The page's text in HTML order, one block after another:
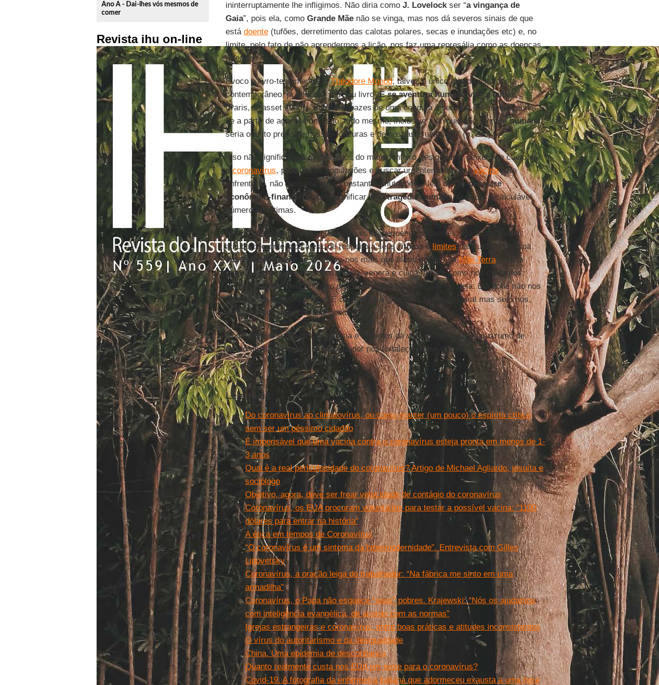
Ano A - Dai-lhes vós mesmos de
comer
Revista ihu on-line
ininterruptamente lhe infligimos. Não diria como J. Lovelockser “a vingança de
Gaia”, pois ela, como Grande Mãenão se vinga, mas nos dá severos sinais de que
está doente(tufões, derretimento das calotas polares, secas e inundações etc) e, no
limite, pelo fato de não aprendermos a lição, nos faz uma represália como as doenças
referidas.
Evoco o livro-testamento deThéodore Monod, talvez o único grande naturalista
contemporâneo, já falecido, em seu livro “E se aventura humana vier a falhar”
(Paris, Grasset 2000): ”Somos capazes de uma conduta insensata e demente; pode-
se a partir de agora temer tudo, tudo mesmo, inclusive a aniquilação daraça humana;
seria o justo preço de nossas loucuras e de nossas crueldades” (p. 246).
Isso não significa que os governos do mundo inteiro, resignados, deixem de combater
o coronavírus, proteger as populações e buscar urgentemente umavacinapara
enfrentá-lo, não obstante suas constantes mutações. Além de umdesastre
econômico-financeiro
pode significar umatragédia humana, com um incalculável
número de vítimas.
Mas aTerra não se contentará com estes pequenos presentes. Ela suplica uma
atitude diferente face a ela: de respeito a seusritmose limites, de cuidado por sua
sustentabilidadee de sentirmo-nos mais que filhos e filhas daMãe Terra, mas a
própriaTerraque sente, pensa, ama, venera e cuida. Assim como nos cuidamos,
devemos cuidar dela. Ela não precisa de nós. Nós precisamos dela. Ela pode não nos
querer mais sobre sua face. E continuará a girar pelo espaço sideral mas sem nós,
porque fomos ecocidas e genocidas.
Como somos seres de inteligência e amantes da vida, podemos mudar o rumo de
nosso destino. Que o Espírito Criador nos fortaleça nesse propósito.
Leia mais
Do coronavírus ao climatovírus, ou como manter (um pouco) o espírito crítico
sem ser um péssimo cidadão
É impensável que uma vacina contra o coronavírus esteja pronta em menos de 1-
3 anos
Qual é a real periculosidade do coronavírus? Artigo de Michael Agliardo, jesuíta e
sociólogo
Objetivo, agora, deve ser frear velocidade de contágio do coronavírus
Coronavírus, os EUA procuram voluntários para testar a possível vacina: “1100
dólares para entrar na história”
A ética em tempos de Coronavírus
“O coronavírus é um sintoma da hipermodernidade”. Entrevista com Gilles
Lipovetsky
Coronavírus, a oração leiga do trabalhador: “Na fábrica me sinto em uma
armadilha”
Coronavírus, o Papa não esquece “seus” pobres. Krajewski: “Nós os ajudamos
com inteligência evangélica, de acordo com as normas”
Igrejas estrangeiras e coronavírus, entre boas práticas e atitudes inconsistentes
O vírus do autoritarismo e da desigualdade
China. Uma epidemia de desconfiança
Quanto realmente custa nos EUA um teste para o coronavírus?
Covid-19. A fotografia da enfermeira italiana que adormeceu exausta a uma hora